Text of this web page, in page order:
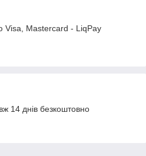
Visa, Mastercard - LiqPay
14 днів безкоштовно